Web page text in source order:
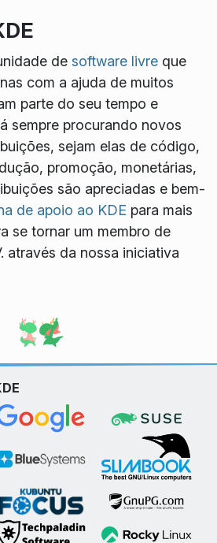
de software livreque
com a ajuda de muitos
parte do seu tempo e
sempre procurando novos
sejam elas de código,
promoção, monetárias,
são apreciadas e bem-
de apoio ao KDE para mais
se tornar um membro de
através da nossa iniciativa